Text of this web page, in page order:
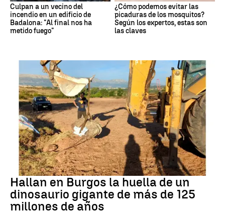
Culpan a un vecino del
incendio en un edificio de
Badalona: "Al final nos ha
metido fuego"
¿Cómo podemos evitar las
picaduras de los mosquitos?
Según los expertos, estas son
las claves
Dinosaurios
Hallan en Burgos la huella de un
dinosaurio gigante de más de 125
millones de años